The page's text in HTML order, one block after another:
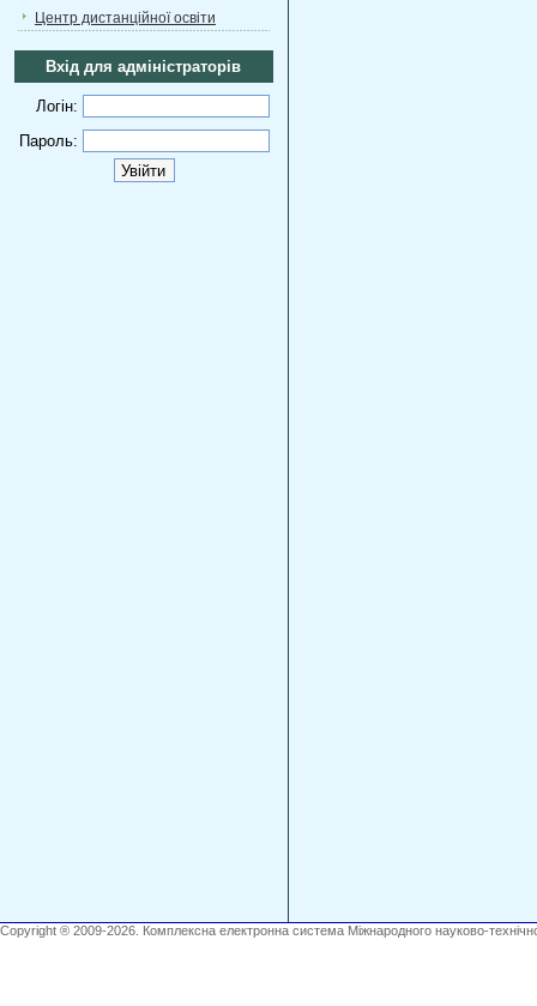
Центр дистанційної освіти
Вхід для адміністраторів
Логін:
Пароль:
Copyright ® 2009-2026. Комплексна електронна система Міжнародного науково-